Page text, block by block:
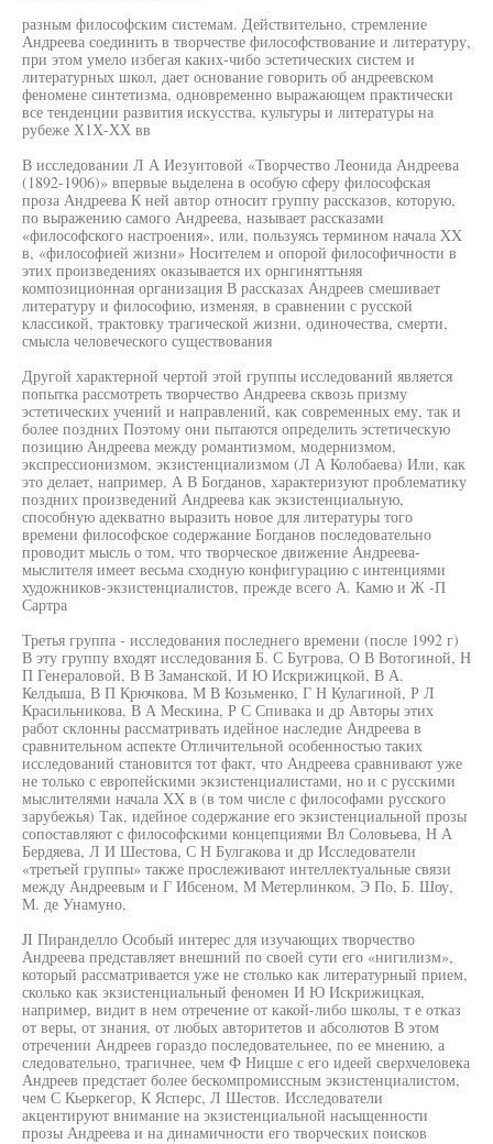
разным философским системам. Действительно, стремление
Андреева соединить в творчестве философствование и литературу,
при этом умело избегая каких-чибо эстетических систем и
литературных школ, дает основание говорить об андреевском
феномене синтетизма, одновременно выражающем практически
все тенденции развития искусства, культуры и литературы на
рубеже Х1Х-ХХ вв
В исследовании Л А Иезуитовой «Творчество Леонида Андреева
(1892-1906)» впервые выделена в особую сферу философская
проза Андреева К ней автор относит группу рассказов, которую,
по выражению самого Андреева, называет рассказами
«философского настроения», или, пользуясь термином начала XX
в, «философией жизни» Носителем и опорой философичности в
этих произведениях оказывается их орнгиняттьняя
композиционная организация В рассказах Андреев смешивает
литературу и философию, изменяя, в сравнении с русской
классикой, трактовку трагической жизни, одиночества, смерти,
смысла человеческого существования
Другой характерной чертой этой группы исследований является
попытка рассмотреть творчество Андреева сквозь призму
эстетических учений и направлений, как современных ему, так и
более поздних Поэтому они пытаются определить эстетическую
позицию Андреева между романтизмом, модернизмом,
экспрессионизмом, экзистенциализмом (Л А Колобаева) Или, как
это делает, например, А В Богданов, характеризуют проблематику
поздних произведений Андреева как экзистенциальную,
способную адекватно выразить новое для литературы того
времени философское содержание Богданов последовательно
проводит мысль о том, что творческое движение Андреева-
мыслителя имеет весьма сходную конфигурацию с интенциями
художников-экзистенциалистов, прежде всего А. Камю и Ж -П
Сартра
Третья группа - исследования последнего времени (после 1992 г)
В эту группу входят исследования Б. С Бугрова, О В Вотогиной, Н
П Генераловой, В В Заманской, И Ю Искрижицкой, В А.
Келдыша, В П Крючкова, М В Козьменко, Г Н Кулагиной, Р Л
Красильникова, В А Мескина, Р С Спивака и др Авторы этих
работ склонны рассматривать идейное наследие Андреева в
сравнительном аспекте Отличительной особенностью таких
исследований становится тот факт, что Андреева сравнивают уже
не только с европейскими экзистенциалистами, но и с русскими
мыслителями начала XX в (в том числе с философами русского
зарубежья) Так, идейное содержание его экзистенциальной прозы
сопоставляют с философскими концепциями Вл Соловьева, Н А
Бердяева, Л И Шестова, С Н Булгакова и др Исследователи
«третьей группы» также прослеживают интеллектуальные связи
между Андреевым и Г Ибсеном, М Метерлинком, Э По, Б. Шоу,
М. де Унамуно,
JI Пиранделло Особый интерес для изучающих творчество
Андреева представляет внешний по своей сути его «нигилизм»,
который рассматривается уже не столько как литературный прием,
сколько как экзистенциальный феномен И Ю Искрижицкая,
например, видит в нем отречение от какой-либо школы, т е отказ
от веры, от знания, от любых авторитетов и абсолютов В этом
отречении Андреев гораздо последовательнее, по ее мнению, а
следовательно, трагичнее, чем Ф Ницше с его идеей сверхчеловека
Андреев предстает более бескомпромиссным экзистенциалистом,
чем С Кьеркегор, К Ясперс, Л Шестов. Исследователи
акцентируют внимание на экзистенциальной насыщенности
прозы Андреева и на динамичности его творческих поисков